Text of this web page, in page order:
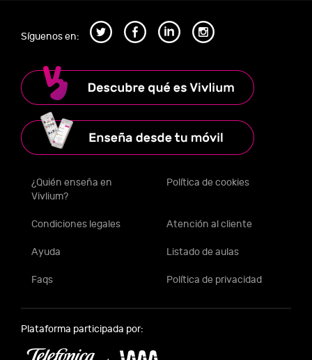
Síguenos en:
¿Quién enseña en
Vivlium?
Política de cookies
Condiciones legales Atención al cliente
Ayuda Listado de aulas
Faqs Política de privacidad
Plataforma participada por: